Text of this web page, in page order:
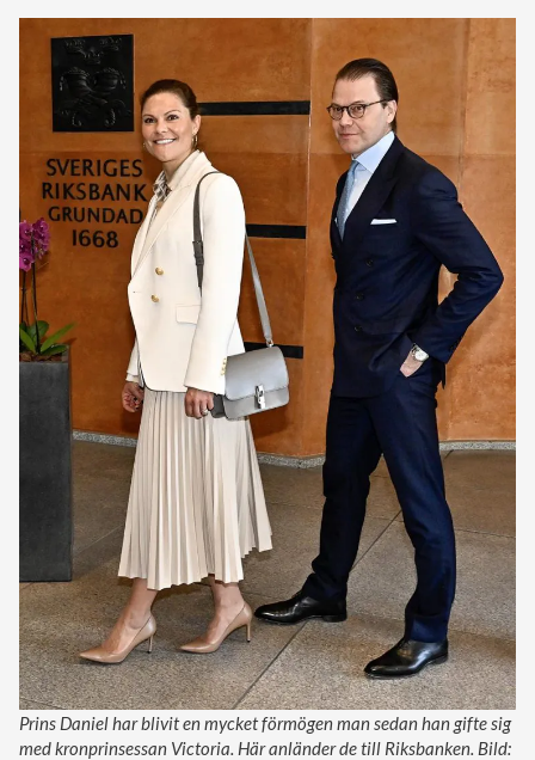
Prins Daniel har blivit en mycket förmögen man sedan han gifte sig
med kronprinsessan Victoria. Här anländer de till Riksbanken. Bild: